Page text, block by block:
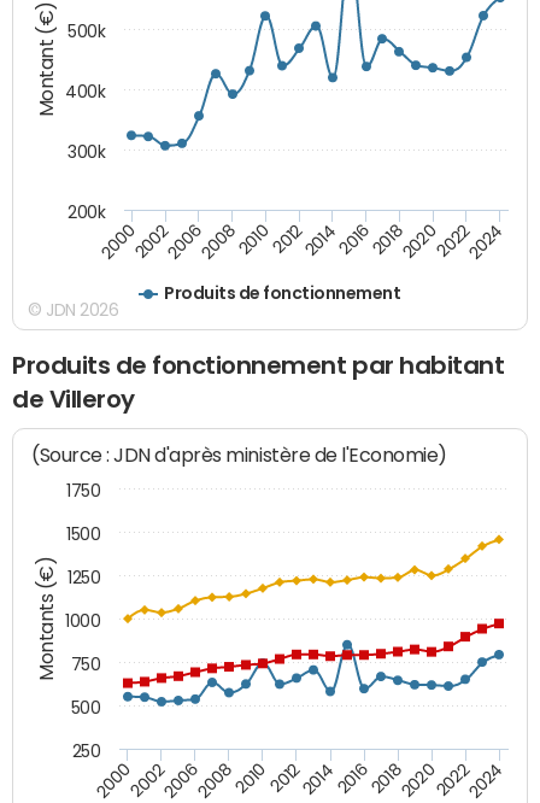
Montant (€)
Produits de fonctionnement
200020022006200820102012201420162018202020222024
200k
300k
400k
500k
© JDN 2026
Produits de fonctionnement par habitant
de Villeroy
Montants (€)
(Source : JDN d'après ministère de l'Economie)
200020022006200820102012201420162018202020222024
250
500
750
1000
1250
1500
1750